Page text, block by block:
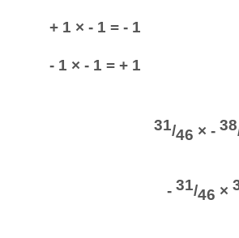
+ 1 × - 1 = - 1
- 1 × - 1 = + 1
31/46 × - 38
- 31/46 ×